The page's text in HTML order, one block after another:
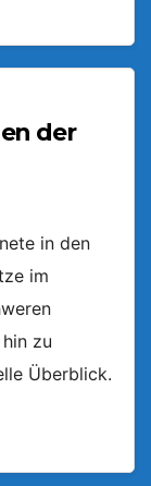
der
in den
im
zu
Überblick.